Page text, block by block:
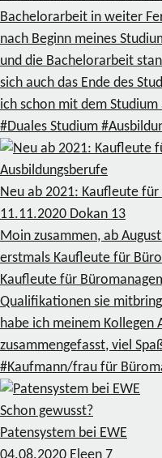
Bachelorarbeit in weiter
nach Beginn meines
und die Bachelorarbeit
sich auch das Ende des
ich schon mit dem
#Duales Studium
Ausbildungsberufe
Neu ab 2021: Kaufleute
11.11.2020 Dokan 13
Moin zusammen, ab
erstmals Kaufleute für
Kaufleute für
Qualifikationen sie
habe ich meinem Kollegen
zusammengefasst, viel
#Kaufmann/frau für
Schon gewusst?
Patensystem bei EWE